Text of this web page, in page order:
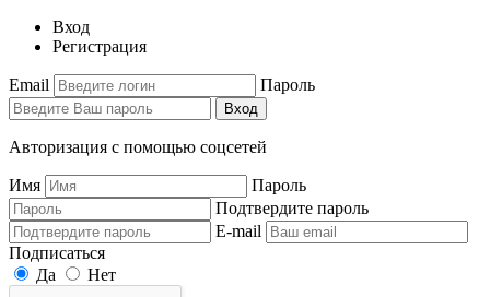
Вход
Регистрация
Email Пароль
Вход
Авторизация с помощью соцсетей
Имя
Пароль
Подтвердите пароль
E-mail
Подписаться
Да
Нет